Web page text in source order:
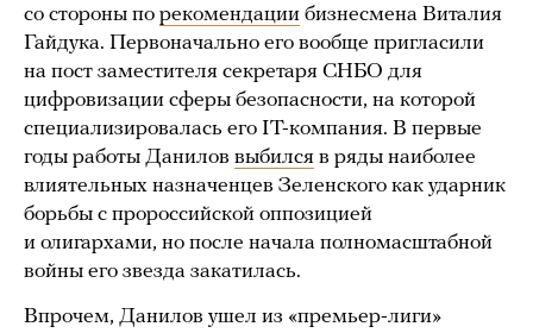
со стороны по рекомендации бизнесмена Виталия
Гайдука. Первоначально его вообще пригласили
на пост заместителя секретаря СНБО для
цифровизации сферы безопасности, на которой
специализировалась его IT-компания. В первые
годы работы Данилов выбился в ряды наиболее
влиятельных назначенцев Зеленского как ударник
борьбы с пророссийской оппозицией
и олигархами, но после начала полномасштабной
войны его звезда закатилась.
Впрочем, Данилов ушел из «премьер-лиги»